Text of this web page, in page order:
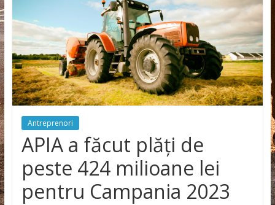
Antreprenori
APIA a făcut plăți de
peste 424 milioane lei
pentru Campania 2023